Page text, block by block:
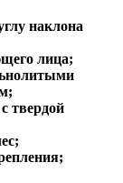
наклона
лица;
твердой